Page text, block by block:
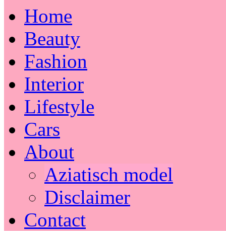
Home
Beauty
Fashion
Interior
Lifestyle
Cars
About
Aziatisch model
Disclaimer
Contact